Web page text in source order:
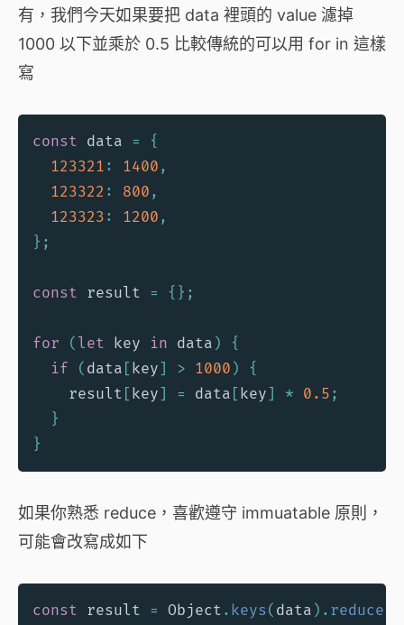
有，我們今天如果要把 data 裡頭的 value 濾掉
1000 以下並乘於 0.5 比較傳統的可以用 for in 這樣
寫
const data =
{
123321 : 1400 ,
123322 : 800 ,
123323 : 1200 ,
} ;
const result = { } ;
for ( let key in data )
{
if
( data [ key] > 1000 )
{
    result
[ key] = data [ key] * 0.5 ;
}
}
如果你熟悉 reduce，喜歡遵守 immuatable 原則，
可能會改寫成如下
const result = Object . keys( data ) . reduce